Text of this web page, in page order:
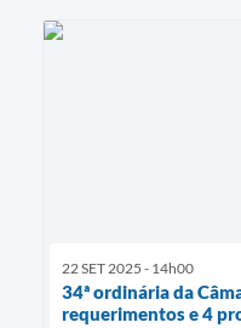
22 SET 2025 - 14h00
34ª ordinária da
requerimentos e 4